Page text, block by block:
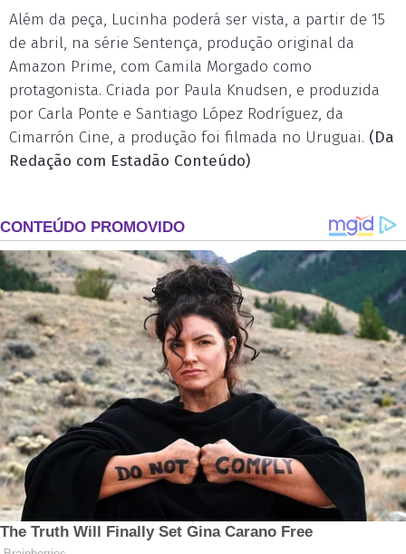
Além da peça, Lucinha poderá ser vista, a partir de 15
de abril, na série Sentença, produção original da
Amazon Prime, com Camila Morgado como
protagonista. Criada por Paula Knudsen, e produzida
por Carla Ponte e Santiago López Rodríguez, da
Cimarrón Cine, a produção foi filmada no Uruguai. (Da
Redação com Estadão Conteúdo)